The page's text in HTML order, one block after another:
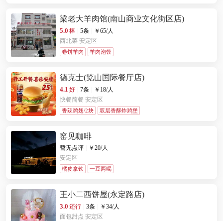
梁老大羊肉馆(南山商业文化街区店)
5.0 棒 5条 ￥ 65/人
西北菜 安定区
卷饼羊肉 羊肉泡馍
德克士(览山国际餐厅店)
4.1 好 7条 ￥ 18/人
快餐简餐 安定区
香辣鸡翅/2块 双层香酥炸鸡堡
窑见咖啡
暂无点评 ￥ 20/人
安定区
橘皮拿铁 一豆两喝
王小二西饼屋(永定路店)
3.0 还行 3条 ￥ 34/人
面包甜点 安定区